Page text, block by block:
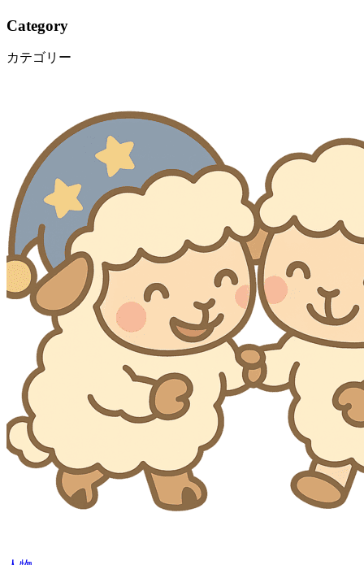
Category
カテゴリー